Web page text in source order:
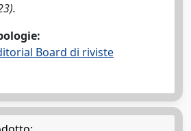
Board di riviste